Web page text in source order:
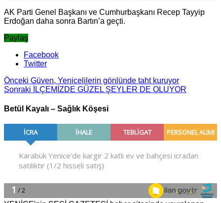
AK Parti Genel Başkanı ve Cumhurbaşkanı Recep Tayyip
Erdoğan daha sonra Bartın’a geçti.
Paylaş
Facebook
Twitter
Önceki Güven, Yenicelilerin gönlünde taht kuruyor
Sonraki İLÇEMİZDE GÜZEL ŞEYLER DE OLUYOR
Betül Kayalı – Sağlık Köşesi